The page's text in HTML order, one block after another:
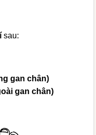
sau:
gan chân)
gan chân)